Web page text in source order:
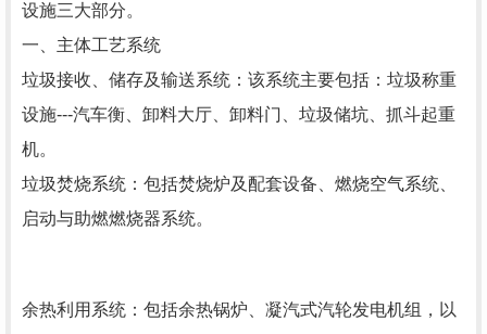
设施三大部分。
一、主体工艺系统
垃圾接收、储存及输送系统：该系统主要包括：垃圾称重
设施---汽车衡、卸料大厅、卸料门、垃圾储坑、抓斗起重
机。
垃圾焚烧系统：包括焚烧炉及配套设备、燃烧空气系统、
启动与助燃燃烧器系统。
余热利用系统：包括余热锅炉、凝汽式汽轮发电机组，以